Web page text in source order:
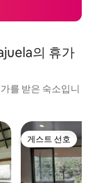
의 휴가
를 받은 숙소입니
게스트 선호
게스트 선호